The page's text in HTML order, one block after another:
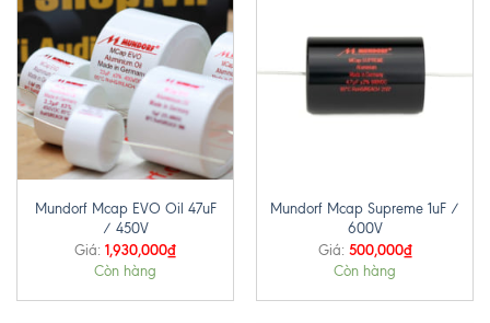
Mundorf Mcap EVO Oil 47uF
/ 450V
Giá: 1,930,000₫
Còn hàng
Mundorf Mcap Supreme 1uF /
600V
Giá: 500,000₫
Còn hàng